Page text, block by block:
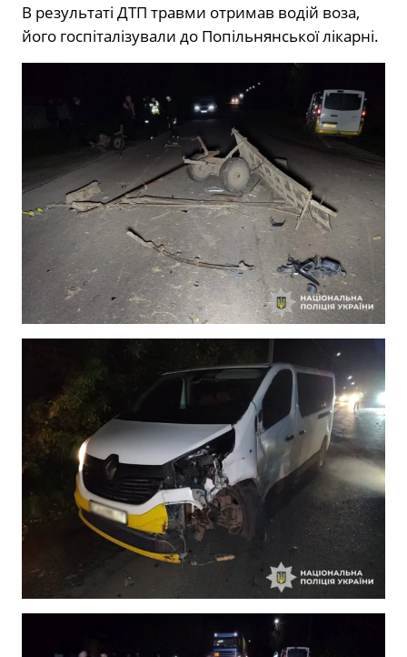
В результаті ДТП травми отримав водій воза,
його госпіталізували до Попільнянської лікарні.